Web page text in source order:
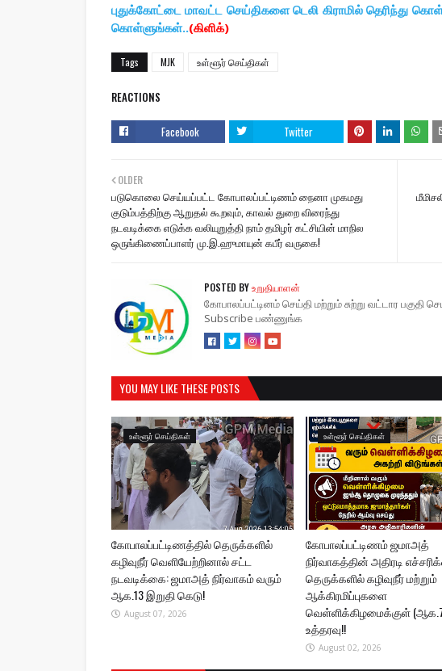
புதுக்கோட்டை மாவட்ட செய்திகளை டெலி கிராமில் தெரிந்து
கொள்ளுங்கள்..(கிளிக்)
Tags MJK உள்ளூர் செய்திகள்
REACTIONS
Facebook Twitter
OLDER
படுகொலை செய்யப்பட்ட கோபாலப்பட்டிணம் நைனா முகமது
குடும்பத்திற்கு ஆறுதல் கூறவும், காவல் துறை விரைந்து
நடவடிக்கை எடுக்க வலியுறுத்தி நாம் தமிழர் கட்சியின் மாநில
ஒருங்கிணைப்பாளர் மு.இ.ஹுமாயுன் கபீர் வருகை!
POSTED BYஉறுதியாளன்
கோபாலப்பட்டினம் செய்தி மற்றும் சுற்று வட்டார
Subscribe பண்ணுங்க
YOU MAY LIKE THESE POSTS
உள்ளூர் செய்திகள்
கோபாலப்பட்டிணத்தில் தெருக்களில்
கழிவுநீர் வெளியேற்றினால் சட்ட
நடவடிக்கை: ஜமாஅத் நிர்வாகம் வரும்
ஆக.13 இறுதி கெடு!
August 07, 2026
உள்ளூர் செய்திகள்
கோபாலப்பட்டிணம் ஜமாஅத்
நிர்வாகத்தின் அதிரடி
தெருக்களில் கழிவுநீர் மற்றும்
ஆக்கிரமிப்புகளை
வெள்ளிக்கிழமைக்குள்
உத்தரவு!!
August 02, 2026